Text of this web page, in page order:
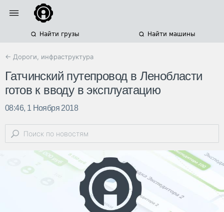
Найти грузы Найти машины
← Дороги, инфраструктура
Гатчинский путепровод в Ленобласти
готов к вводу в эксплуатацию
08:46, 1 Ноября 2018